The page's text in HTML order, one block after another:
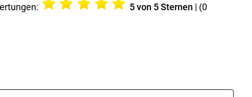
5von 5 Sternen | (0